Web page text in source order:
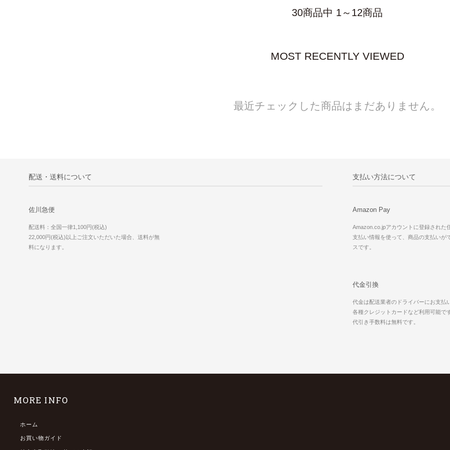
30商品中 1～12商品
MOST RECENTLY VIEWED
最近チェックした商品はまだありません。
配送・送料について
佐川急便
配送料：全国一律1,100円(税込)
22,000円(税込)以上ご注文いただいた場合、送料が無
料になります。
支払い方法について
Amazon Pay
Amazon.co.jpアカウントに登録された
支払い情報を使って、商品の支払いが
スです。
代金引換
代金は配送業者のドライバーにお支払
各種クレジットカードなど利用可能です
代引き手数料は無料です。
MORE INFO
ホーム
お買い物ガイド